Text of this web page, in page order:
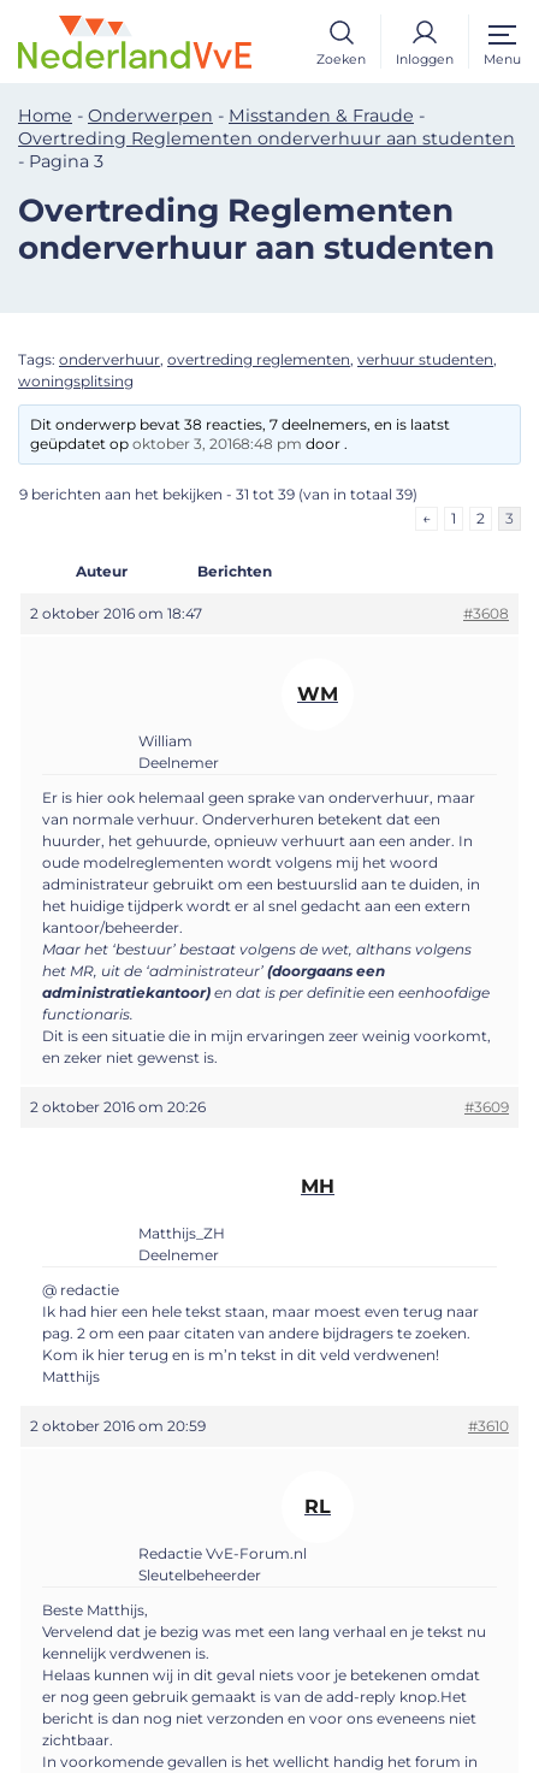
Zoeken Inloggen Menu
Home - Onderwerpen - Misstanden & Fraude -
Overtreding Reglementen onderverhuur aan studenten
- Pagina 3
Overtreding Reglementen
onderverhuur aan studenten
Tags: onderverhuur, overtreding reglementen, verhuur studenten,
woningsplitsing
Dit onderwerp bevat 38 reacties, 7 deelnemers, en is laatst
geüpdatet opoktober 3, 20168:48 pm door .
9 berichten aan het bekijken - 31 tot 39 (van in totaal 39)
←
1 2 3
Auteur Berichten
2 oktober 2016 om 18:47 #3608
WM
William
Deelnemer
Er is hier ook helemaal geen sprake van onderverhuur, maar
van normale verhuur. Onderverhuren betekent dat een
huurder, het gehuurde, opnieuw verhuurt aan een ander. In
oude modelreglementen wordt volgens mij het woord
administrateur gebruikt om een bestuurslid aan te duiden, in
het huidige tijdperk wordt er al snel gedacht aan een extern
kantoor/beheerder.
Maar het ‘bestuur’ bestaat volgens de wet, althans volgens
het MR, uit de ‘administrateur’ (doorgaans een
administratiekantoor) en dat is per definitie een eenhoofdige
functionaris.
Dit is een situatie die in mijn ervaringen zeer weinig voorkomt,
en zeker niet gewenst is.
2 oktober 2016 om 20:26 #3609
MH
Matthijs_ZH
Deelnemer
@ redactie
Ik had hier een hele tekst staan, maar moest even terug naar
pag. 2 om een paar citaten van andere bijdragers te zoeken.
Kom ik hier terug en is m’n tekst in dit veld verdwenen!
Matthijs
2 oktober 2016 om 20:59 #3610
RL
Redactie VvE-Forum.nl
Sleutelbeheerder
Beste Matthijs,
Vervelend dat je bezig was met een lang verhaal en je tekst nu
kennelijk verdwenen is.
Helaas kunnen wij in dit geval niets voor je betekenen omdat
er nog geen gebruik gemaakt is van de add-reply knop.Het
bericht is dan nog niet verzonden en voor ons eveneens niet
zichtbaar.
In voorkomende gevallen is het wellicht handig het forum in